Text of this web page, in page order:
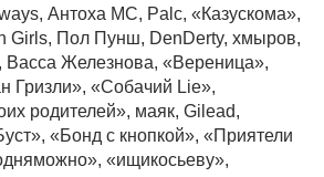
Антоха МС, Palc, «Казускома»,
Girls, Пол Пунш, DenDerty, хмыров,
Васса Железнова, «Вереница»,
Гризли», «Собачий Lie»,
родителей», маяк, Gilead,
«Бонд с кнопкой», «Приятели
«ищикосьеву»,